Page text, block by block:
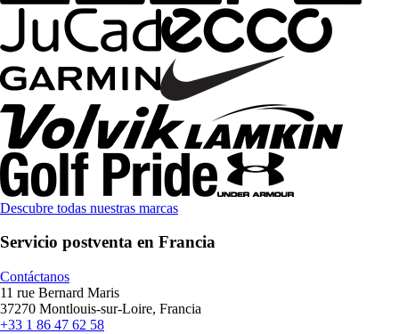
Descubre todas nuestras marcas
Servicio postventa en Francia
Contáctanos
11 rue Bernard Maris
37270 Montlouis-sur-Loire, Francia
+33 1 86 47 62 58